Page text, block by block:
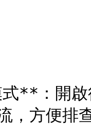
**：開
，方便